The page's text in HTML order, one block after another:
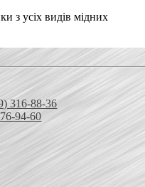
з усіх видів мідних
316-88-36
94-60